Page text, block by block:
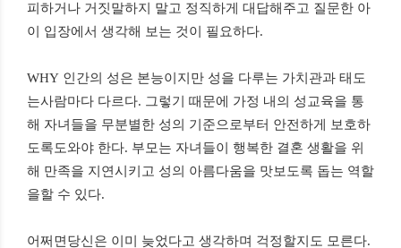
피하거나 거짓말하지 말고 정직하게 대답해주고 질문한 아
이 입장에서 생각해 보는 것이 필요하다.
WHY 인간의 성은 본능이지만 성을 다루는 가치관과 태도
는사람마다 다르다. 그렇기 때문에 가정 내의 성교육을 통
해 자녀들을 무분별한 성의 기준으로부터 안전하게 보호하
도록도와야 한다. 부모는 자녀들이 행복한 결혼 생활을 위
해 만족을 지연시키고 성의 아름다움을 맛보도록 돕는 역할
을할 수 있다.
어쩌면당신은 이미 늦었다고 생각하며 걱정할지도 모른다.